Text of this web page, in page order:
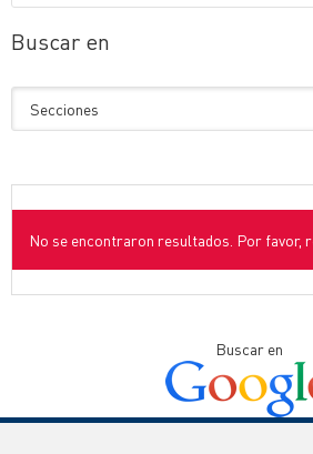
Buscar en
No se encontraron resultados. Por favor,
Buscar en